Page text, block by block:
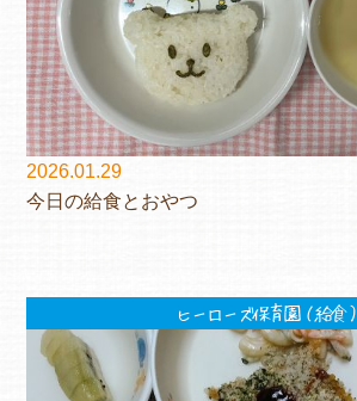
2026.01.29
今日の給食とおやつ
ヒーローズ保育園（給食）